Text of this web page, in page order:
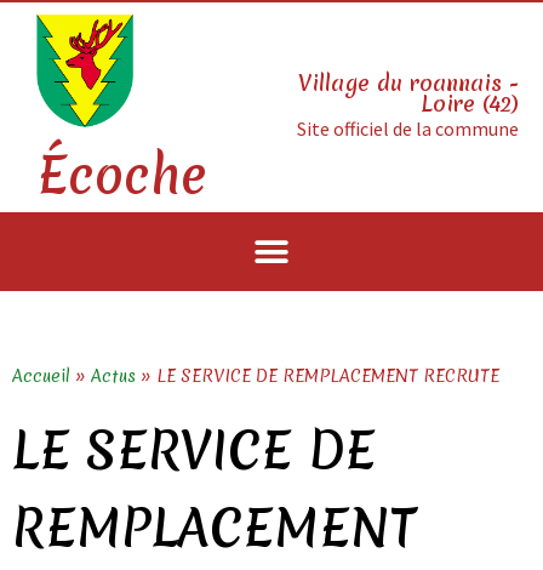
Écoche
Village du roannais -
Loire (42)
Site officiel de la commune
Accueil » Actus » LE SERVICE DE REMPLACEMENT RECRUTE
LE SERVICE DE
REMPLACEMENT